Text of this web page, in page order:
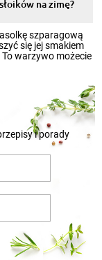
ze
świeżość
na zimę?
szparagową
się jej smakiem
warzywo możecie
i porady